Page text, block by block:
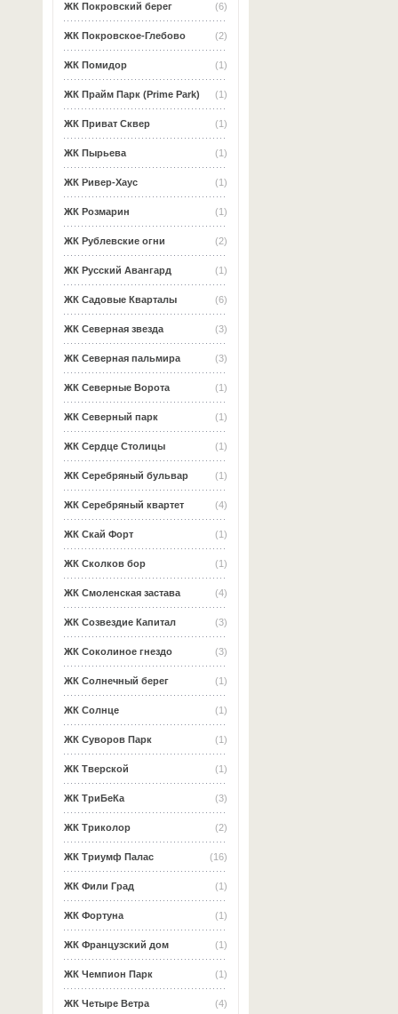
(6)
ЖК Покровский берег
(2)
ЖК Покровское-Глебово
(1)
ЖК Помидор
(1)
ЖК Прайм Парк (Prime Park)
(1)
ЖК Приват Сквер
(1)
ЖК Пырьева
(1)
ЖК Ривер-Хаус
(1)
ЖК Розмарин
(2)
ЖК Рублевские огни
(1)
ЖК Русский Авангард
(6)
ЖК Садовые Кварталы
(3)
ЖК Северная звезда
(3)
ЖК Северная пальмира
(1)
ЖК Северные Ворота
(1)
ЖК Северный парк
(1)
ЖК Сердце Столицы
(1)
ЖК Серебряный бульвар
(4)
ЖК Серебряный квартет
(1)
ЖК Скай Форт
(1)
ЖК Сколков бор
(4)
ЖК Смоленская застава
(3)
ЖК Созвездие Капитал
(3)
ЖК Соколиное гнездо
(1)
ЖК Солнечный берег
(1)
ЖК Солнце
(1)
ЖК Суворов Парк
(1)
ЖК Тверской
(3)
ЖК ТриБеКа
(2)
ЖК Триколор
(16)
ЖК Триумф Палас
(1)
ЖК Фили Град
(1)
ЖК Фортуна
(1)
ЖК Французский дом
(1)
ЖК Чемпион Парк
(4)
ЖК Четыре Ветра